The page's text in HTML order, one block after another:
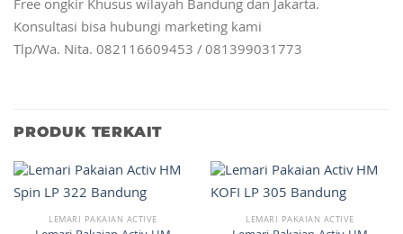
Free ongkir Khusus wilayah Bandung dan Jakarta.
Konsultasi bisa hubungi marketing kami
Tlp/Wa. Nita. 082116609453 / 081399031773
PRODUK TERKAIT
LEMARI PAKAIAN ACTIVE LEMARI PAKAIAN ACTIVE